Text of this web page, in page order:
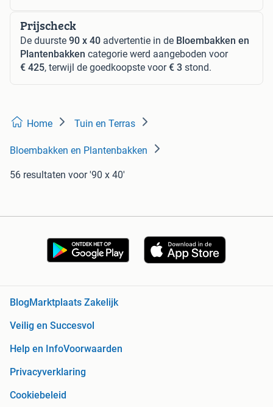
Prijscheck
De duurste 90 x 40 advertentie in de Bloembakken en
Plantenbakken categorie werd aangeboden voor
€ 425, terwijl de goedkoopste voor€ 3 stond.
Home Tuin en Terras
Bloembakken en Plantenbakken
56 resultaten voor '90 x 40'
BlogMarktplaats Zakelijk
Veilig en Succesvol
Help en InfoVoorwaarden
Privacyverklaring
Cookiebeleid